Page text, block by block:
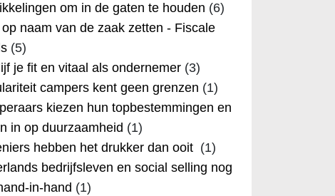
om in de gaten te houden (6)
naam van de zaak zetten - Fiscale
(5)
je fit en vitaal als ondernemer(3)
campers kent geen grenzen (1)
kiezen hun topbestemmingen en
in op duurzaamheid (1)
hebben het drukker dan ooit (1)
bedrijfsleven en social selling nog
in-hand (1)